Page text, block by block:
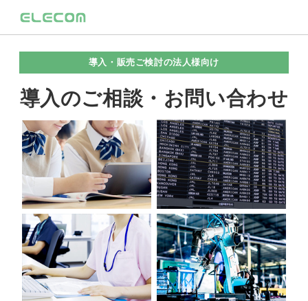
導入・販売ご検討の法人様向け
導入のご相談・お問い合わせ